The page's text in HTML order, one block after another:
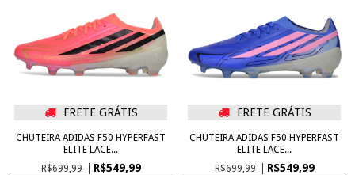
FRETE GRÁTIS
CHUTEIRA ADIDAS F50 HYPERFAST
ELITE LACE...
R$699,99
R$549,99
FRETE GRÁTIS
CHUTEIRA ADIDAS F50 HYPERFAST
ELITE LACE...
R$699,99
R$549,99